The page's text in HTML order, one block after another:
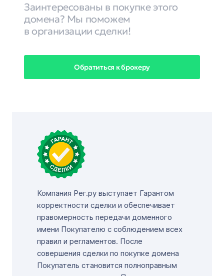
Заинтересованы в покупке этого
домена? Мы поможем
в организации сделки!
Обратиться к брокеру
Компания Рег.ру выступает Гарантом
корректности сделки и обеспечивает
правомерность передачи доменного
имени Покупателю с соблюдением всех
правил и регламентов. После
совершения сделки по покупке домена
Покупатель становится полноправным